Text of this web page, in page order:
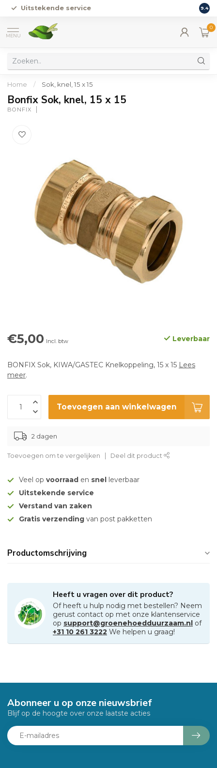
Uitstekende service 9.4
MENU
0
Home / Sok, knel, 15 x 15
Bonfix Sok, knel, 15 x 15
BONFIX
€5,00 Incl. btw Leverbaar
BONFIX Sok, KIWA/GASTEC Knelkoppeling, 15 x 15 Lees
meer.
Toevoegen aan winkelwagen
2 dagen
Toevoegen om te vergelijken Deel dit product
Veel op voorraad en snel leverbaar
Uitstekende service
Verstand van zaken
Gratis verzending van post pakketten
Productomschrijving
Heeft u vragen over dit product?
Of heeft u hulp nodig met bestellen? Neem
gerust contact op met onze klantenservice
op support@groenehoedduurzaam.nl of
+31 10 261 3222 We helpen u graag!
Abonneer u op onze nieuwsbrief
Blijf op de hoogte over onze laatste acties